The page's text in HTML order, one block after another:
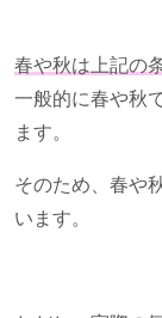
春や秋は上記の
一般的に春や秋
ます。
そのため、春や
います。